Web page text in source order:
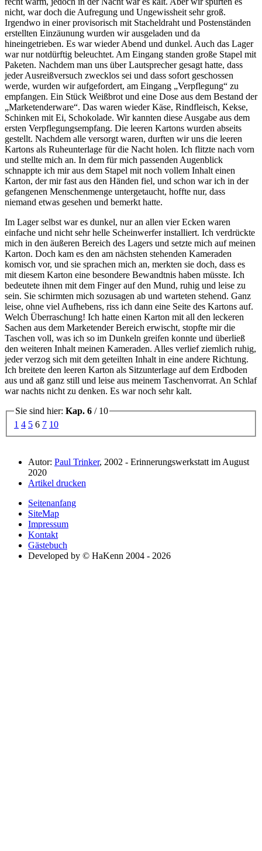
nicht, war doch die Aufregung und Ungewissheit sehr groß.
Irgendwo in einer provisorisch mit Stacheldraht und Postenständen
erstellten Einzäunung wurden wir ausgeladen und da
hineingetrieben. Es war wieder Abend und dunkel. Auch das Lager
war nur notdürftig beleuchtet. Am Eingang standen große Stapel mit
Paketen. Nachdem man uns über Lautsprecher gesagt hatte, dass
jeder Ausreißversuch zwecklos sei und dass sofort geschossen
werde, wurden wir aufgefordert, am Eingang
Verpflegung
zu
empfangen. Ein Stück Weißbrot und eine Dose aus dem Bestand der
Marketenderware . Das waren wieder Käse, Rindfleisch, Kekse,
Schinken mit Ei, Schokolade. Wir kannten diese Ausgabe aus dem
ersten Verpflegungsempfang. Die leeren Kartons wurden abseits
gestellt. Nachdem alle versorgt waren, durften wir uns die leeren
Kartons als Ruheunterlage für die Nacht holen. Ich flitzte nach vorn
und stellte mich an. In dem für mich passenden Augenblick
schnappte ich mir aus dem Stapel mit noch vollem Inhalt einen
Karton, der mir fast aus den Händen fiel, und schon war ich in der
gefangenen Menschenmenge untergetaucht, hoffte nur, dass
niemand etwas gesehen und bemerkt hatte.
Im Lager selbst war es dunkel, nur an allen vier Ecken waren
einfache und nicht sehr helle Scheinwerfer installiert. Ich verdrückte
mich in den äußeren Bereich des Lagers und setzte mich auf meinen
Karton. Doch kam es den am nächsten stehenden Kameraden
komisch vor, und sie sprachen mich an, merkten sie doch, dass es
mit diesem Karton eine besondere Bewandtnis haben müsste. Ich
bedeutete ihnen mit dem Finger auf den Mund, ruhig und leise zu
sein. Sie schirmten mich sozusagen ab und warteten stehend. Ganz
leise, ohne viel Aufhebens, riss ich dann eine Seite des Kartons auf.
Welch Überraschung! Ich hatte einen Karton mit all den leckeren
Sachen aus dem Marketender Bereich erwischt, stopfte mir die
Taschen voll, was ich so im Dunkeln greifen konnte und überließ
den weiteren Inhalt meinen Kameraden. Alles verlief ziemlich ruhig,
jeder verzog sich mit dem geteilten Inhalt in eine andere Richtung.
Ich breitete den leeren Karton als Sitzunterlage auf dem Erdboden
aus und aß ganz still und leise aus meinem Taschenvorrat. An Schlaf
war nachts nicht zu denken. Es war noch sehr kalt.
Sie sind hier: Kap. 6 / 10
1 4 5 6 7 10
Autor: Paul Trinker, 2002 - Erinnerungswerkstatt im August
2020
Artikel drucken
Seitenanfang
SiteMap
Impressum
Kontakt
Gästebuch
Developed by © HaKenn 2004 - 2026